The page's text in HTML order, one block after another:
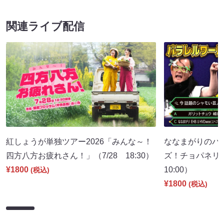
関連ライブ配信
紅しょうが単独ツアー2026「みんな～！
四方八方お疲れさん！」（7/28 18:30）
¥1800 (税込)
ななまがりのパ
ズ！チョパネ
10:00）
¥1800 (税込)